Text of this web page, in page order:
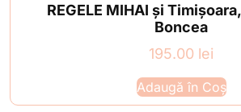
REGELE MIHAI și
Boncea
195.00 lei
Adaugă în Coș